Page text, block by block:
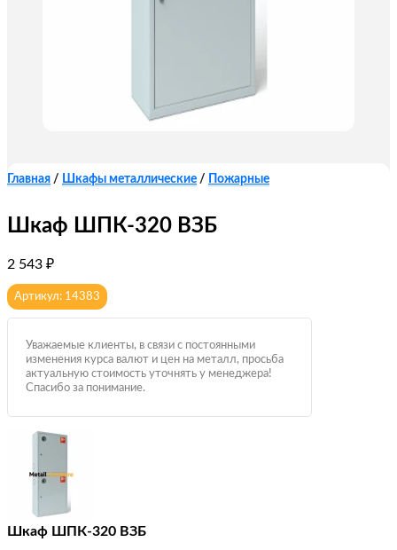
Главная / Шкафы металлические / Пожарные
Шкаф ШПК-320 ВЗБ
2 543 ₽
Артикул: 14383
Уважаемые клиенты, в связи с постоянными
изменения курса валют и цен на металл, просьба
актуальную стоимость уточнять у менеджера!
Спасибо за понимание.
Шкаф ШПК-320 ВЗБ